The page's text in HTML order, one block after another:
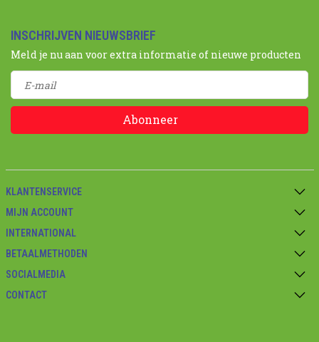
INSCHRIJVEN NIEUWSBRIEF
Meld je nu aan voor extra informatie of nieuwe producten
Abonneer
KLANTENSERVICE
MIJN ACCOUNT
INTERNATIONAL
BETAALMETHODEN
SOCIALMEDIA
CONTACT